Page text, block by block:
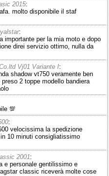
2015:
molto disponibile il staf
:
importante per la mia moto e dopo
direi servizio ottimo, nulla da
Vj01 Variante I:
shadow vt750 veramente ben
2 toppe modello bandiera
💯
:
velocissima la spedizione
10 minuti consigliatissimo
2001:
e personale gentilissimo e
classic riceverà molte cose